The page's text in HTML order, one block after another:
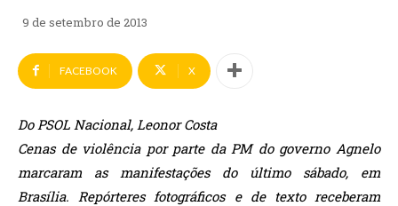
9 de setembro de 2013
FACEBOOK X
Do PSOL Nacional, Leonor Costa
Cenas de violência por parte da PM do governo Agnelo
marcaram as manifestações do último sábado, em
Brasília. Repórteres fotográficos e de texto receberam